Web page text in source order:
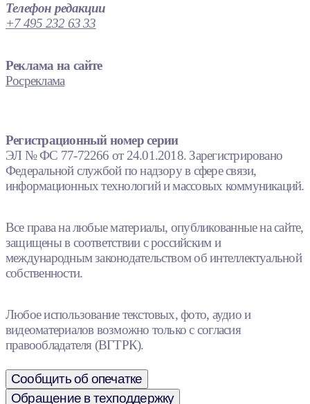
Телефон редакции
+7 495 232 63 33
Реклама на сайте
Росреклама
Регистрационный номер серии
ЭЛ № ФС 77-72266 от 24.01.2018. Зарегистрировано
Федеральной службой по надзору в сфере связи,
информационных технологий и массовых коммуникаций.
Все права на любые материалы, опубликованные на сайте,
защищены в соответствии с российским и
международным законодательством об интеллектуальной
собственности.
Любое использование текстовых, фото, аудио и
видеоматериалов возможно только с согласия
правообладателя (ВГТРК).
Сообщить об опечатке
Обращение в техподдержку